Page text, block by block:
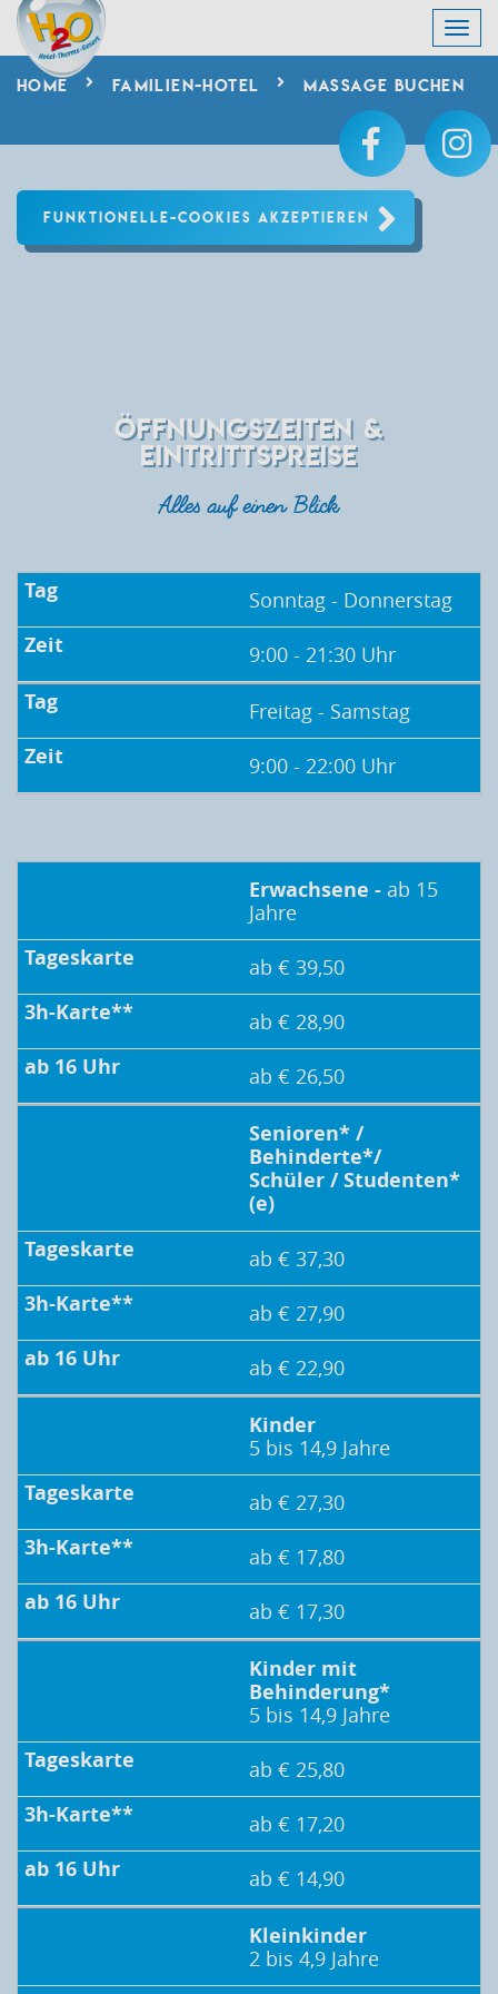
HOME FAMILIEN-HOTEL MASSAGE BUCHEN
FUNKTIONELLE-COOKIES AKZEPTIEREN
ÖFFNUNGSZEITEN &
EINTRITTSPREISE
Alles auf einen Blick
Sonntag - Donnerstag
9:00 - 21:30 Uhr
Freitag - Samstag
9:00 - 22:00 Uhr
Erwachsene - ab 15
Jahre
ab € 39,50
ab € 28,90
ab € 26,50
Senioren* /
Behinderte*/
Schüler / Studenten*
(e)
ab € 37,30
ab € 27,90
ab € 22,90
Kinder
5 bis 14,9 Jahre
ab € 27,30
ab € 17,80
ab € 17,30
Kinder mit
Behinderung*
5 bis 14,9 Jahre
ab € 25,80
ab € 17,20
ab € 14,90
Kleinkinder
2 bis 4,9 Jahre